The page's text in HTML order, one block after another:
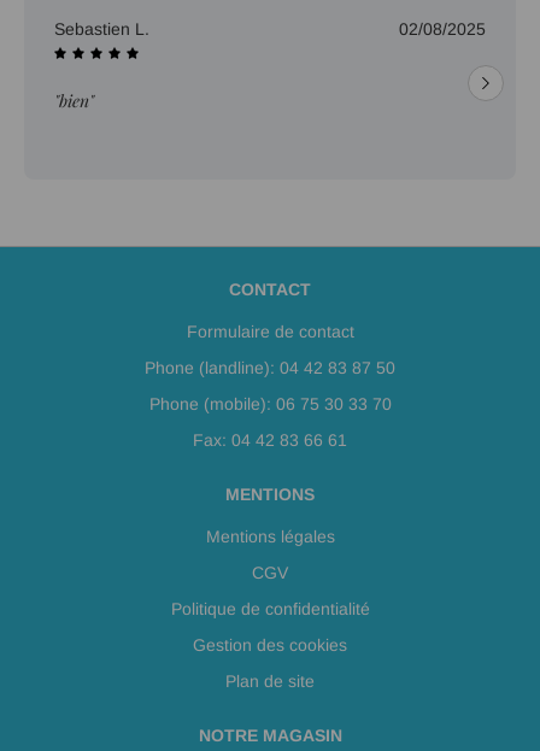
Sebastien L. 02/08/2025
"bien"
CONTACT
Formulaire de contact
Phone (landline): 04 42 83 87 50
Phone (mobile): 06 75 30 33 70
Fax: 04 42 83 66 61
MENTIONS
Mentions légales
CGV
Politique de confidentialité
Gestion des cookies
Plan de site
NOTRE MAGASIN